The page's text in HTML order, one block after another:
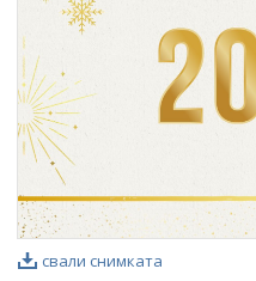
свали снимката